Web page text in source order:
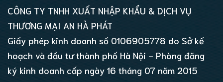
CÔNG TY TNHH XUẤT NHẬP KHẨU & DỊCH VỤ
THƯƠNG MẠI AN HÀ PHÁT
Giấy phép kinh doanh số 0106905778 do Sở kế
hoạch và đầu tư thành phố Hà Nội - Phòng đăng
ký kinh doanh cấp ngày 16 tháng 07 năm 2015